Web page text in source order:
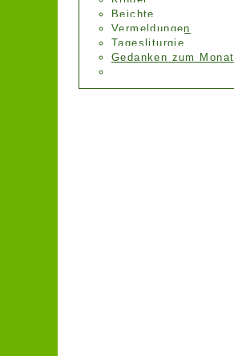
Beichte
Vermeldungen
Tagesliturgie
Gedanken zum Monat